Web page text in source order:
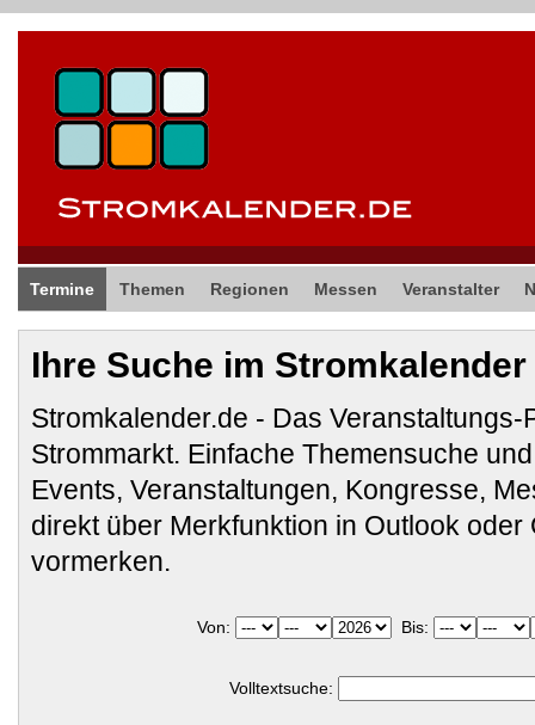
Termine Themen Regionen Messen Veranstalter
Ihre Suche im Stromkalender
Stromkalender.de - Das Veranstaltungs-
Strommarkt. Einfache Themensuche
Events, Veranstaltungen, Kongresse,
direkt über Merkfunktion in Outlook oder
vormerken.
Von: Bis:
Volltextsuche: